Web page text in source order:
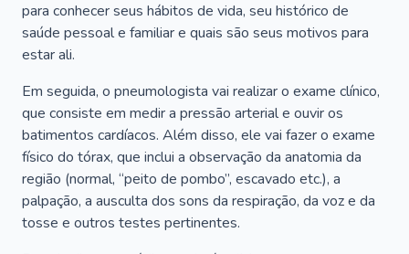
para conhecer seus hábitos de vida, seu histórico de
saúde pessoal e familiar e quais são seus motivos para
estar ali.
Em seguida, o pneumologista vai realizar o exame clínico,
que consiste em medir a pressão arterial e ouvir os
batimentos cardíacos. Além disso, ele vai fazer o exame
físico do tórax, que inclui a observação da anatomia da
região (normal, “peito de pombo”, escavado etc.), a
palpação, a ausculta dos sons da respiração, da voz e da
tosse e outros testes pertinentes.